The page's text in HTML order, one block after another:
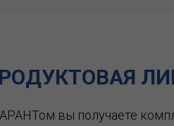
вы получаете